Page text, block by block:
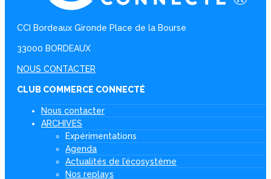
CCI Bordeaux Gironde Place de la Bourse
33000 BORDEAUX
NOUS CONTACTER
CLUB COMMERCE CONNECTÉ
Nous contacter
ARCHIVES
Expérimentations
Agenda
Actualités de l’écosystème
Nos replays